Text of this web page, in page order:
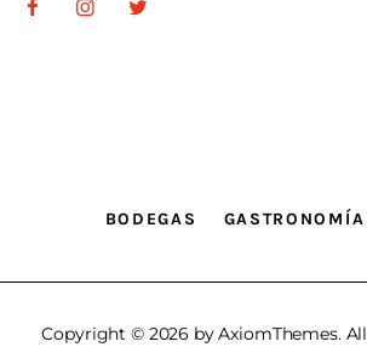
BODEGAS GASTRONOMÍA
Copyright © 2026 by AxiomThemes.